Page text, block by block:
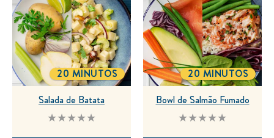
Nenhuma
Salada de Batata
TOTALTIME
20 MINUTOS
Nenhuma
Bowl de Salmão Fumado
TOTALTIME
20 MINUTOS